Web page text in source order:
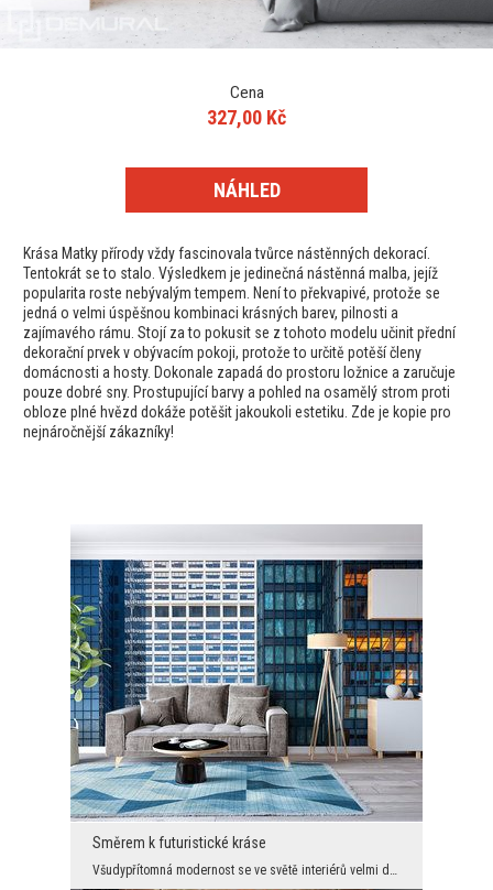
Cena
327,00 Kč
NÁHLED
Krása Matky přírody vždy fascinovala tvůrce nástěnných dekorací.
Tentokrát se to stalo. Výsledkem je jedinečná nástěnná malba, jejíž
popularita roste nebývalým tempem. Není to překvapivé, protože se
jedná o velmi úspěšnou kombinaci krásných barev, pilnosti a
zajímavého rámu. Stojí za to pokusit se z tohoto modelu učinit přední
dekorační prvek v obývacím pokoji, protože to určitě potěší členy
domácnosti a hosty. Dokonale zapadá do prostoru ložnice a zaručuje
pouze dobré sny. Prostupující barvy a pohled na osamělý strom proti
obloze plné hvězd dokáže potěšit jakoukoli estetiku. Zde je kopie pro
nejnáročnější zákazníky!
Směrem k futuristické kráse
Všudypřítomná modernost se ve světě interiérů velmi dobře daří a Češi ji upřímně milovali. Jednod...